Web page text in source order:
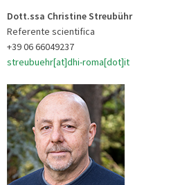
Dott.ssa Christine Streubühr
Referente scientifica
+39 06 66049237
streubuehr[at]dhi-roma[dot]it